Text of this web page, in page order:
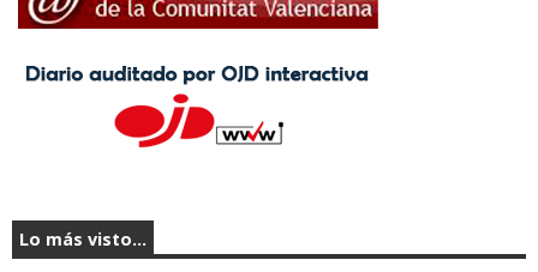
Lo más visto...